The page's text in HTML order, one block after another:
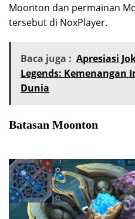
Moonton dan permainan
tersebut di NoxPlayer.
Baca juga : Apresiasi
Legends: Kemenangan
Dunia
Batasan Moonton